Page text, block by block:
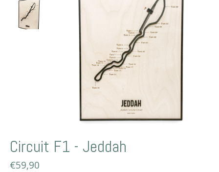
Circuit F1 - Jeddah
€59,90